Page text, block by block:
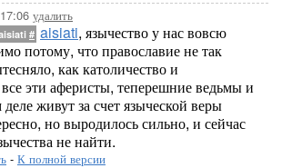
удалить
# aisiati, язычество у нас вовсю
потому, что православие не так
как католичество и
эти аферисты, теперешние ведьмы и
живут за счет языческой веры
но выродилось сильно, и сейчас
не найти.
- К полной версии